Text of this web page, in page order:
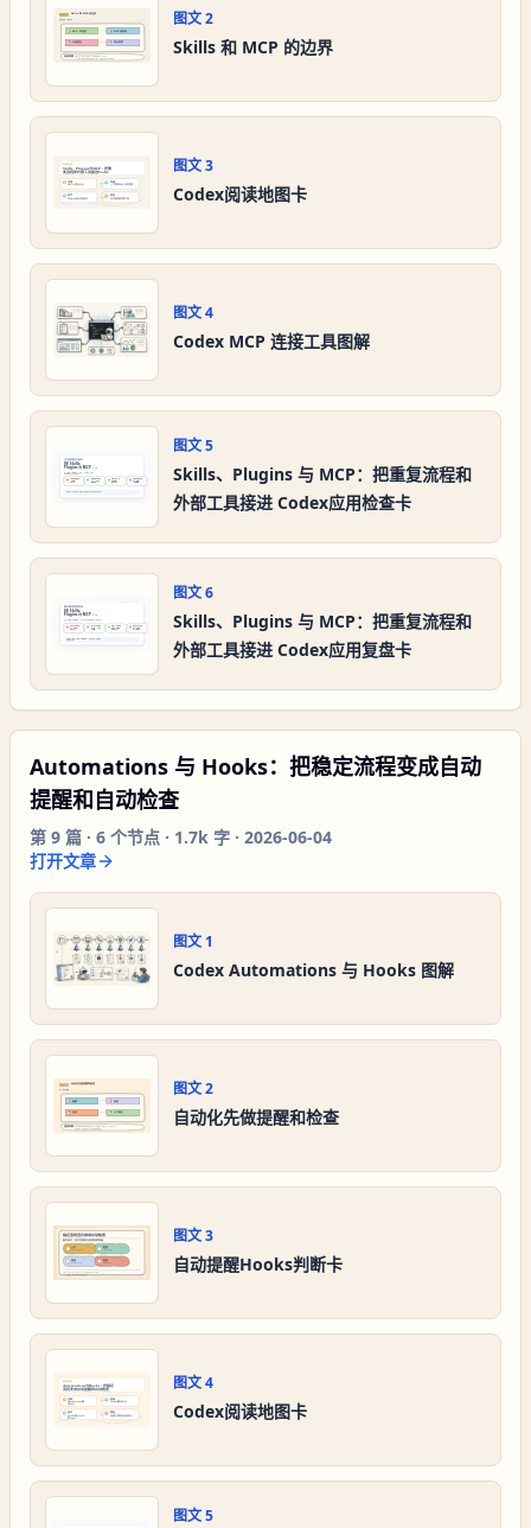
图文2
Skills 和 MCP 的边界
图文3
Codex阅读地图卡
图文4
Codex MCP 连接工具图解
图文5
Skills、Plugins 与 MCP：把重复流程和
外部工具接进 Codex应用检查卡
图文6
Skills、Plugins 与 MCP：把重复流程和
外部工具接进 Codex应用复盘卡
Automations 与 Hooks：把稳定流程变成自动
提醒和自动检查
第 9 篇 · 6 个节点 · 1.7k 字 · 2026-06-04
打开文章
图文 1
Codex Automations 与 Hooks 图解
图文2
自动化先做提醒和检查
图文3
自动提醒Hooks判断卡
图文4
Codex阅读地图卡
图文5